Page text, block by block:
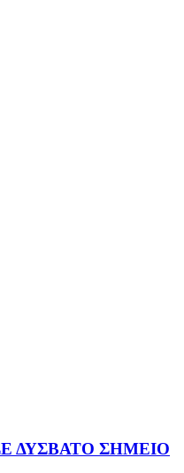
ΔΥΣΒΑΤΟ ΣΗΜΕΙΟ